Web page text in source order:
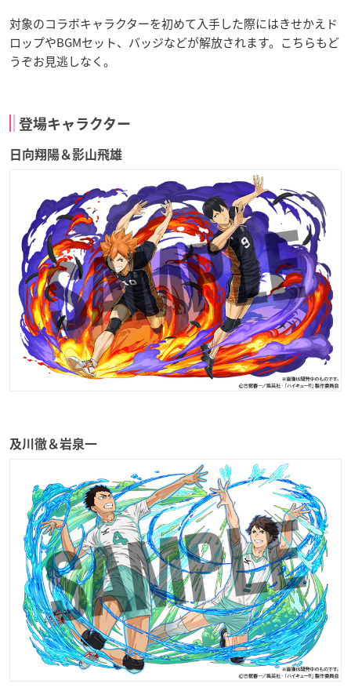
対象のコラボキャラクターを初めて入手した際にはきせかえド
ロップやBGMセット、バッジなどが解放されます。こちらもど
うぞお見逃しなく。
登場キャラクター
日向翔陽＆影山飛雄
及川徹＆岩泉一